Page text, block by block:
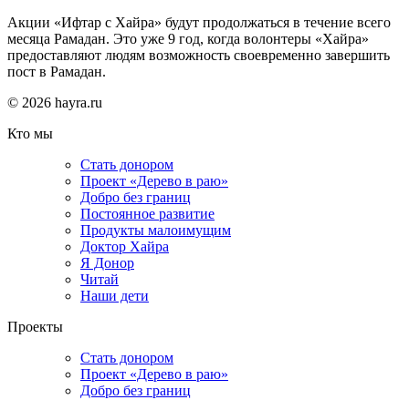
Акции «Ифтар с Хайра» будут продолжаться в течение всего
месяца Рамадан. Это уже 9 год, когда волонтеры «Хайра»
предоставляют людям возможность своевременно завершить
пост в Рамадан.
© 2026 hayra.ru
Кто мы
Стать донором
Проект «Дерево в раю»
Добро без границ
Постоянное развитие
Продукты малоимущим
Доктор Хайра
Я Донор
Читай
Наши дети
Проекты
Стать донором
Проект «Дерево в раю»
Добро без границ